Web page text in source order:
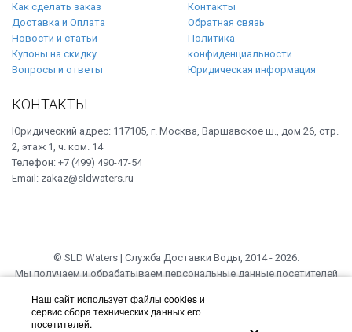
Как сделать заказ
Доставка и Оплата
Новости и статьи
Купоны на скидку
Вопросы и ответы
Контакты
Обратная связь
Политика
конфиденциальности
Юридическая информация
КОНТАКТЫ
Юридический адрес: 117105, г. Москва, Варшавское ш., дом 26, стр.
2, этаж 1, ч. ком. 14
Телефон: +7 (499) 490-47-54
Email: zakaz@sldwaters.ru
© SLD Waters | Служба Доставки Воды, 2014 - 2026.
Мы получаем и обрабатываем персональные данные посетителей
Если вы не даете согласия на обработку своих персональных данных,
вам необходимо покинуть наш сайт.
Наш сайт использует файлы cookies и
сервис сбора технических данных его
посетителей.